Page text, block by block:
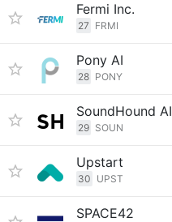
Fermi Inc.
27 FRMI
Pony AI
28 PONY
SoundHound AI
29 SOUN
Upstart
30 UPST
SPACE42